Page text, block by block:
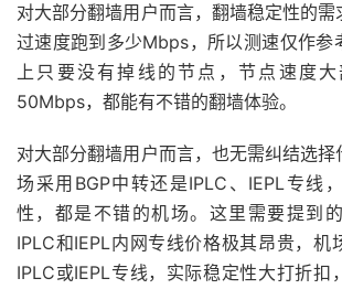
对大部分翻墙用户而言，翻墙稳定性的
过速度跑到多少Mbps，所以测速仅作参
上只要没有掉线的节点，节点速度
50Mbps，都能有不错的翻墙体验。
对大部分翻墙用户而言，也无需纠结选
场采用BGP中转还是IPLC、IEPL专线
性，都是不错的机场。这里需要提到
IPLC和IEPL内网专线价格极其昂贵，机
IPLC或IEPL专线，实际稳定性大打折扣